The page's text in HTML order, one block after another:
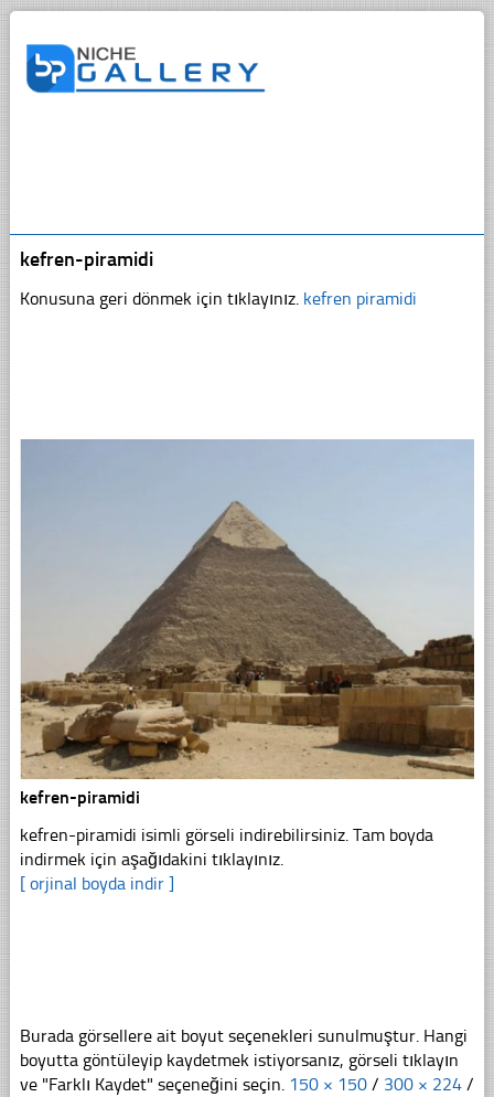
kefren-piramidi
Konusuna geri dönmek için tıklayınız. kefren piramidi
kefren-piramidi
kefren-piramidi isimli görseli indirebilirsiniz. Tam boyda
indirmek için aşağıdakini tıklayınız.
[ orjinal boyda indir ]
Burada görsellere ait boyut seçenekleri sunulmuştur. Hangi
boyutta göntüleyip kaydetmek istiyorsanız, görseli tıklayın
ve "Farklı Kaydet" seçeneğini seçin. 150 × 150 / 300 × 224 /